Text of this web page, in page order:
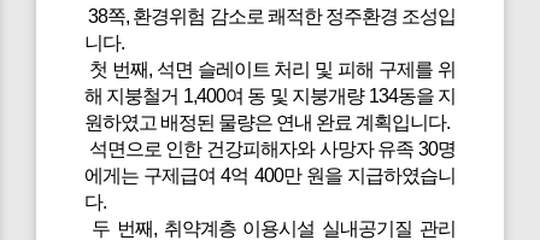
38쪽, 환경위험 감소로 쾌적한 정주환경 조성입
니다.
첫 번째, 석면 슬레이트 처리 및 피해 구제를 위
해 지붕철거 1,400여 동 및 지붕개량 134동을 지
원하였고 배정된 물량은 연내 완료 계획입니다.
석면으로 인한 건강피해자와 사망자 유족 30명
에게는 구제급여 4억 400만 원을 지급하였습니
다.
두 번째, 취약계층 이용시설 실내공기질 관리